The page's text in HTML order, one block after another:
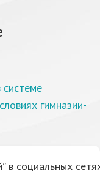
системе
гимназии-
в социальных